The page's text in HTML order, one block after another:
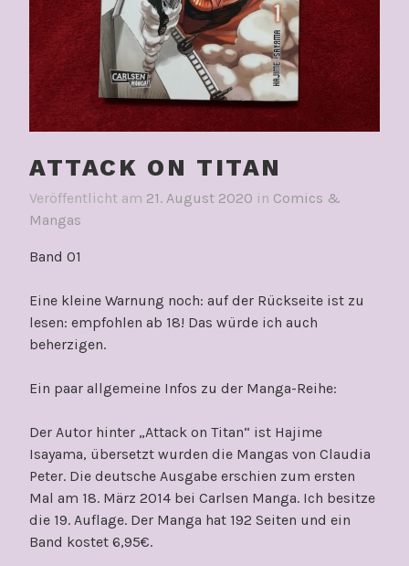
ATTACK ON TITAN
Veröffentlicht am 21. August 2020 in Comics &
Mangas
Band 01
Eine kleine Warnung noch: auf der Rückseite ist zu
lesen: empfohlen ab 18! Das würde ich auch
beherzigen.
Ein paar allgemeine Infos zu der Manga-Reihe:
Der Autor hinter „Attack on Titan“ ist Hajime
Isayama, übersetzt wurden die Mangas von Claudia
Peter. Die deutsche Ausgabe erschien zum ersten
Mal am 18. März 2014 bei Carlsen Manga. Ich besitze
die 19. Auflage. Der Manga hat 192 Seiten und ein
Band kostet 6,95€.